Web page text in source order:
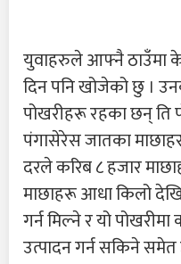
युवाहरुले आफ्नै ठाउँमा
दिन पनि खोजेको छु ।
पोखरीहरू रहका छन् ति
पंगासेरेस जातका
दरले करिब ८ हजार
माछाहरू आधा किलो
गर्न मिल्ने र यो
उत्पादन गर्न सकिने